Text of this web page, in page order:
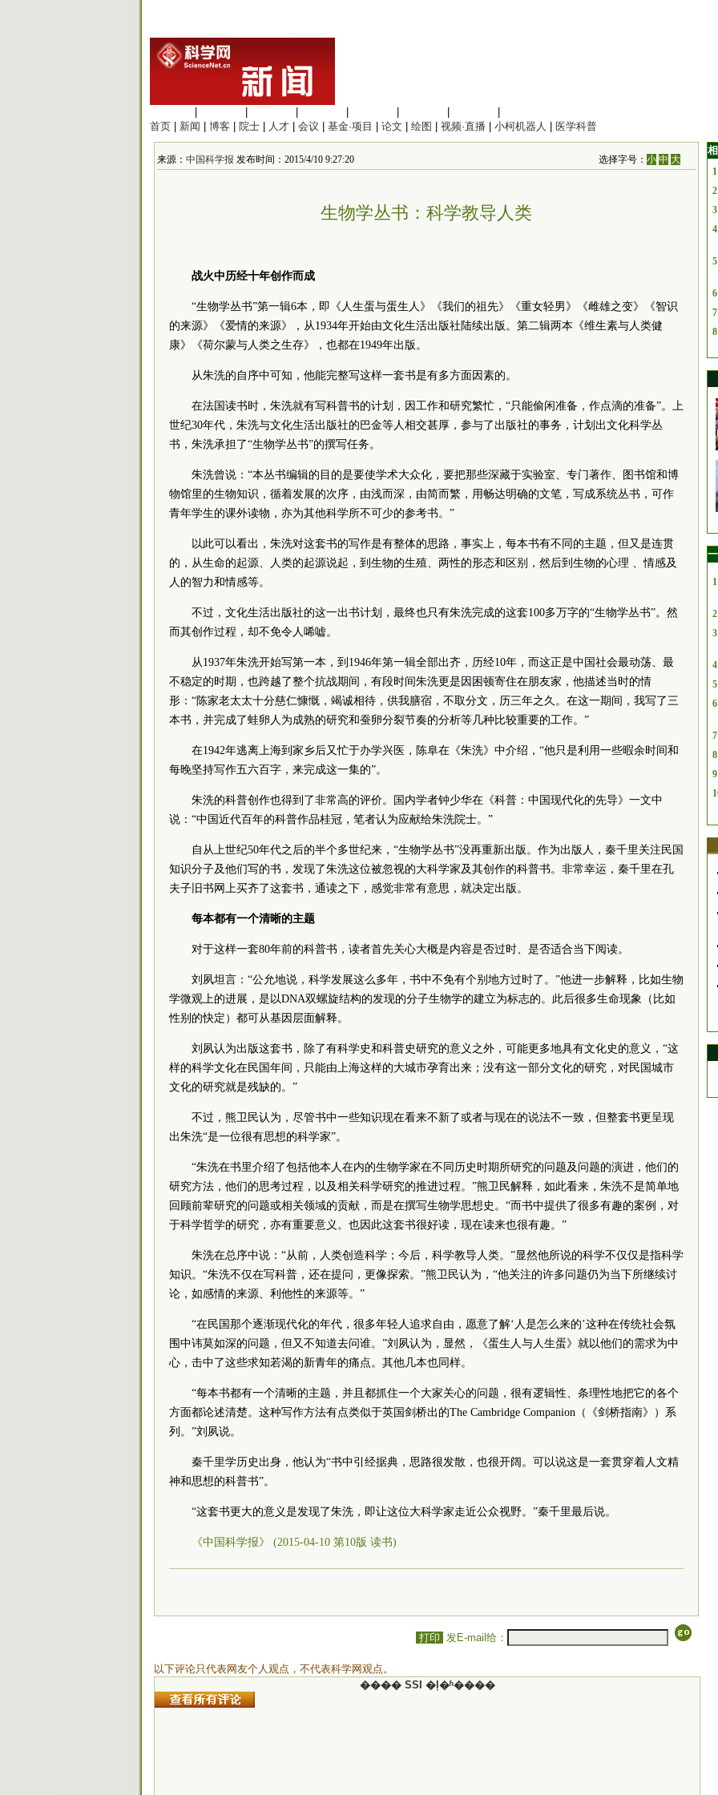
首页
新闻 博客 院士 人才 会议 基金·项目 论文 绘图 视频·直播 小柯机器人 医学科普
来源： 中国科学报 发布时间：2015/4/10 9:27:20 选择字号：小 中 大
生物学丛书：科学教导人类
战火中历经十年创作而成
“生物学丛书”第一辑6本，即《人生蛋与蛋生人》《我们的祖先》《重女轻男》《雌雄之变》《智识
的来源》《爱情的来源》，从1934年开始由文化生活出版社陆续出版。第二辑两本《维生素与人类健
康》《荷尔蒙与人类之生存》，也都在1949年出版。
从朱洗的自序中可知，他能完整写这样一套书是有多方面因素的。
在法国读书时，朱洗就有写科普书的计划，因工作和研究繁忙，“只能偷闲准备，作点滴的准备”。上
世纪30年代，朱洗与文化生活出版社的巴金等人相交甚厚，参与了出版社的事务，计划出文化科学丛
书，朱洗承担了“生物学丛书”的撰写任务。
朱洗曾说：“本丛书编辑的目的是要使学术大众化，要把那些深藏于实验室、专门著作、图书馆和博
物馆里的生物知识，循着发展的次序，由浅而深，由简而繁，用畅达明确的文笔，写成系统丛书，可作
青年学生的课外读物，亦为其他科学所不可少的参考书。”
以此可以看出，朱洗对这套书的写作是有整体的思路，事实上，每本书有不同的主题，但又是连贯
的，从生命的起源、人类的起源说起，到生物的生殖、两性的形态和区别，然后到生物的心理 、情感及
人的智力和情感等。
不过，文化生活出版社的这一出书计划，最终也只有朱洗完成的这套100多万字的“生物学丛书”。然
而其创作过程，却不免令人唏嘘。
从1937年朱洗开始写第一本，到1946年第一辑全部出齐，历经10年，而这正是中国社会最动荡、最
不稳定的时期，也跨越了整个抗战期间，有段时间朱洗更是因困顿寄住在朋友家，他描述当时的情
形：“陈家老太太十分慈仁慷慨，竭诚相待，供我膳宿，不取分文，历三年之久。在这一期间，我写了三
本书，并完成了蛙卵人为成熟的研究和蚕卵分裂节奏的分析等几种比较重要的工作。”
在1942年逃离上海到家乡后又忙于办学兴医，陈阜在《朱洗》中介绍，“他只是利用一些暇余时间和
每晚坚持写作五六百字，来完成这一集的”。
朱洗的科普创作也得到了非常高的评价。国内学者钟少华在《科普：中国现代化的先导》一文中
说：“中国近代百年的科普作品桂冠，笔者认为应献给朱洗院士。”
自从上世纪50年代之后的半个多世纪来，“生物学丛书”没再重新出版。作为出版人，秦千里关注民国
知识分子及他们写的书，发现了朱洗这位被忽视的大科学家及其创作的科普书。非常幸运，秦千里在孔
夫子旧书网上买齐了这套书，通读之下，感觉非常有意思，就决定出版。
每本都有一个清晰的主题
对于这样一套80年前的科普书，读者首先关心大概是内容是否过时、是否适合当下阅读。
刘夙坦言：“公允地说，科学发展这么多年，书中不免有个别地方过时了。”他进一步解释，比如生物
学微观上的进展，是以DNA双螺旋结构的发现的分子生物学的建立为标志的。此后很多生命现象（比如
性别的快定）都可从基因层面解释。
刘夙认为出版这套书，除了有科学史和科普史研究的意义之外，可能更多地具有文化史的意义，“这
样的科学文化在民国年间，只能由上海这样的大城市孕育出来；没有这一部分文化的研究，对民国城市
文化的研究就是残缺的。”
不过，熊卫民认为，尽管书中一些知识现在看来不新了或者与现在的说法不一致，但整套书更呈现
出朱洗“是一位很有思想的科学家”。
“朱洗在书里介绍了包括他本人在内的生物学家在不同历史时期所研究的问题及问题的演进，他们的
研究方法，他们的思考过程，以及相关科学研究的推进过程。”熊卫民解释，如此看来，朱洗不是简单地
回顾前辈研究的问题或相关领域的贡献，而是在撰写生物学思想史。“而书中提供了很多有趣的案例，对
于科学哲学的研究，亦有重要意义。也因此这套书很好读，现在读来也很有趣。”
朱洗在总序中说：“从前，人类创造科学；今后，科学教导人类。”显然他所说的科学不仅仅是指科学
知识。“朱洗不仅在写科普，还在提问，更像探索。”熊卫民认为，“他关注的许多问题仍为当下所继续讨
论，如感情的来源、利他性的来源等。”
“在民国那个逐渐现代化的年代，很多年轻人追求自由，愿意了解‘人是怎么来的’这种在传统社会氛
围中讳莫如深的问题，但又不知道去问谁。”刘夙认为，显然，《蛋生人与人生蛋》就以他们的需求为中
心，击中了这些求知若渴的新青年的痛点。其他几本也同样。
“每本书都有一个清晰的主题，并且都抓住一个大家关心的问题，很有逻辑性、条理性地把它的各个
方面都论述清楚。这种写作方法有点类似于英国剑桥出的The Cambridge Companion（《剑桥指南》）系
列。”刘夙说。
秦千里学历史出身，他认为“书中引经据典，思路很发散，也很开阔。可以说这是一套贯穿着人文精
神和思想的科普书”。
“这套书更大的意义是发现了朱洗，即让这位大科学家走近公众视野。”秦千里最后说。
《中国科学报》 (2015-04-10 第10版 读书)
打印 发E-mail给：
以下评论只代表网友个人观点，不代表科学网观点。
���� SSI �ļ�ʱ����
1
2
3
4
5
6
7
8
1
2
3
4
5
6
7
8
9